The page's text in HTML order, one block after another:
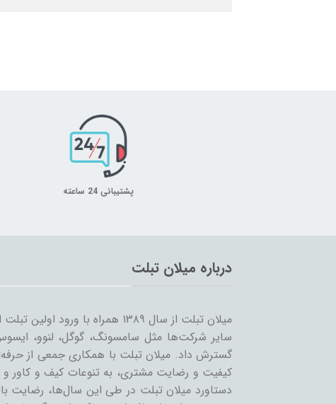
پشتیبانی 24 ساعته
درباره میلان تبلت
میلان تبلت از سال ۱۳۸۹ همراه با
سایر شرکت‌ها مثل سامسونگ، گوگل، لنوو،
گسترش داد. میلان تبلت با همکاری جمعی از
کیفیت و رضایت مشتری، به تنوعات کیف و کاور و
دستاورد میلان تبلت در طی این سال‌ها، رضایت